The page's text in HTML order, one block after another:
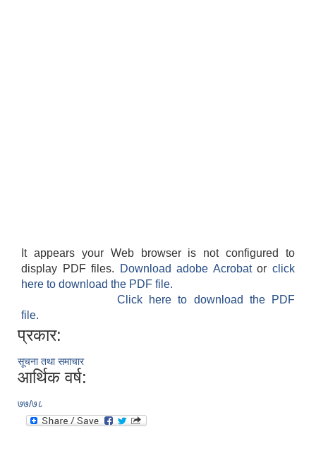
It appears your Web browser is not configured to
display PDF files.
Download adobe Acrobatorclick
here to download the PDF file.
Click here to download the PDF
file.
प्रकार:
सूचना तथा समाचार
आर्थिक वर्ष:
७७/७८